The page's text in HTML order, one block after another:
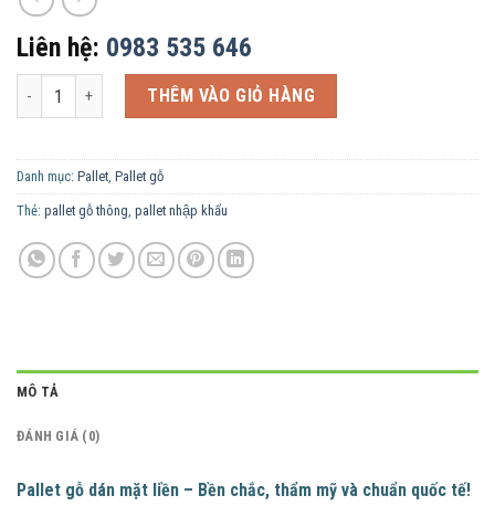
Liên hệ: 0983 535 646
Pallet gỗ dán mặt liền số lượngTHÊM VÀO GIỎ HÀNG
Danh mục: Pallet, Pallet gỗ
Thẻ: pallet gỗ thông, pallet nhập khẩu
MÔ TẢ
ĐÁNH GIÁ (0)
Pallet gỗ dán mặt liền – Bền chắc, thẩm mỹ và chuẩn quốc tế!